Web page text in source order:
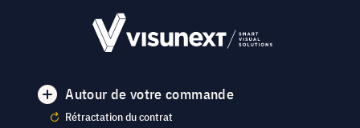
Autour de votre commande
Rétractation du contrat